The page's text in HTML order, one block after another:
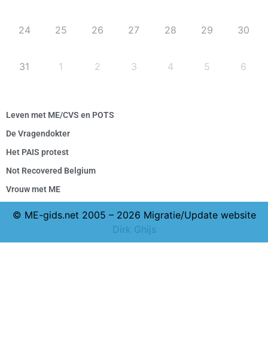
24 25 26 27 28 29 30
31 1 2 3 4 5 6
Leven met ME/CVS en POTS
De Vragendokter
Het PAIS protest
Not Recovered Belgium
Vrouw met ME
© ME-gids.net 2005 – 2026 Migratie/Update website
Dirk Ghijs